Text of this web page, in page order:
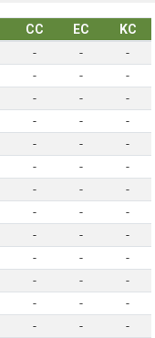
CC EC
KC
- -
-
- -
-
- -
-
- -
-
- -
-
- -
-
- -
-
- -
-
- -
-
- -
-
- -
-
- -
-
- - -